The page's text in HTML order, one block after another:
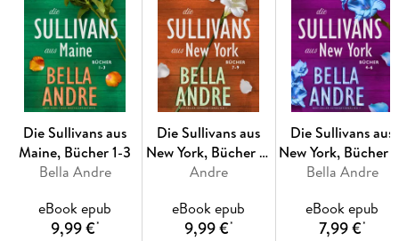
Der Filmstar Smith Sullivan kann gerade jetzt keinerlei
Ablenkung gebrauchen. Alles hat er auf diesen neuen Film
gesetzt, seinen Ruf, seine Karriere . . . doch ständig
schweifen seine Gedanken zu der feurigen Valentina Landon.
Valentina hat nichts gegen Sinnesfreuden und schließt auch
nicht aus, eines Tages die wahre Liebe zu finden. Als
beobachtet, wie sich intelligente Frauen in Schauspieler
verliebten . . . und dann am Boden zerstört waren, als ihre
Die Sullivans aus
Maine, Bücher 1-3
Bella Andre
eBook epub
9,99 €*
Die Sullivans aus
New York, Bücher 7-
9
Andre
eBook epub
9,99 €*
Die Sullivans aus
New York, Bücher
6
Bella Andre
eBook epub
7,99 €*